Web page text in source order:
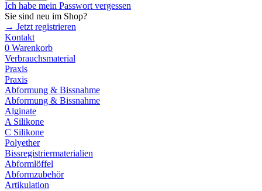
Ich habe mein Passwort vergessen
Sie sind neu im Shop?
→ Jetzt registrieren
Kontakt
0 Warenkorb
Verbrauchsmaterial
Praxis
Praxis
Abformung & Bissnahme
Abformung & Bissnahme
Alginate
A Silikone
C Silikone
Polyether
Bissregistriermaterialien
Abformlöffel
Abformzubehör
Artikulation